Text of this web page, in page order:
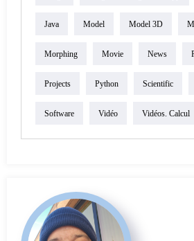
Java Model Model 3D
Morphing Movie News
Projects Python Scientific
Software Vidéo Vidéos. Calcul